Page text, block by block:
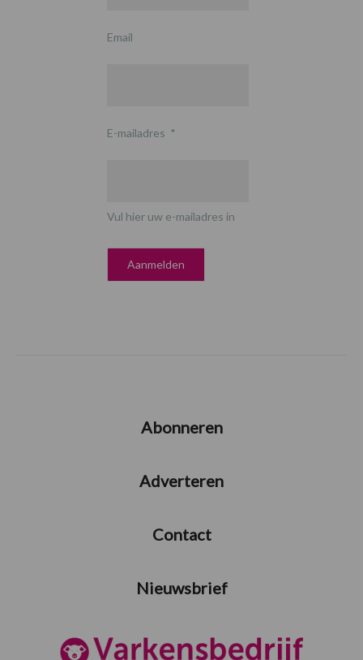
Email
E-mailadres *
Vul hier uw e-mailadres in
Abonneren
Adverteren
Contact
Nieuwsbrief